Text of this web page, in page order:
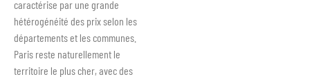
caractérise par une grande
hétérogénéité des prix selon les
départements et les communes.
Paris reste naturellement le
territoire le plus cher, avec des